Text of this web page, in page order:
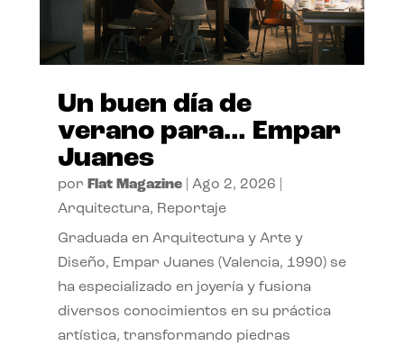
Un buen día de
verano para… Empar
Juanes
por Flat Magazine| Ago 2, 2026
Arquitectura, Reportaje
Graduada en Arquitectura y Arte y
Diseño, Empar Juanes (Valencia, 1990) se
ha especializado en joyería y fusiona
diversos conocimientos en su práctica
artística, transformando piedras